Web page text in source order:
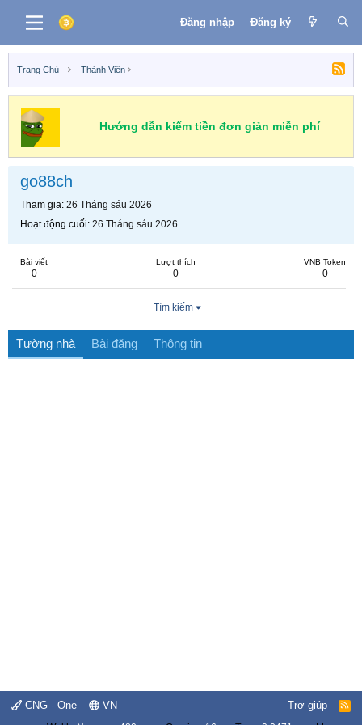
Đăng nhập Đăng ký
Trang Chủ Thành Viên
Hướng dẫn kiếm tiền đơn giản miễn phí
go88ch
Tham gia 26 Tháng sáu 2026
Hoạt động cuối 26 Tháng sáu 2026
Bài viết
0
Lượt thích
0
VNB Token
0
Tìm kiếm
Tường nhà Bài đăng Thông tin
CNG - One VN Trợ giúp
R